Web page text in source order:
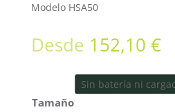
Modelo HSA50
Desde 152,10 €
Tamaño